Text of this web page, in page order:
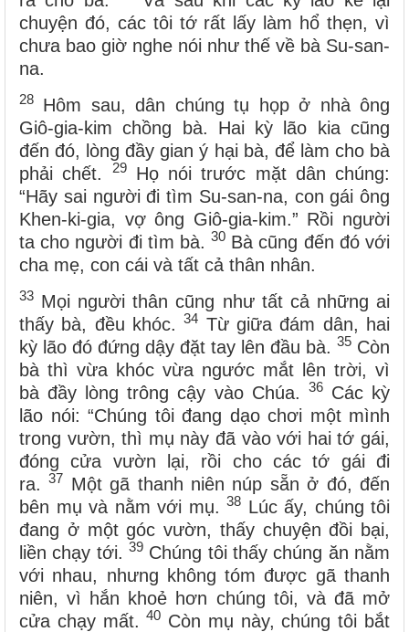
chuyện đó, các tôi tớ rất lấy làm hổ thẹn, vì
chưa bao giờ nghe nói như thế về bà Su-san-
na.
28
Hôm sau, dân chúng tụ họp ở nhà ông
Giô-gia-kim chồng bà. Hai kỳ lão kia cũng
đến đó, lòng đầy gian ý hại bà, để làm cho bà
phải chết.
29Họ nói trước mặt dân chúng:
“Hãy sai người đi tìm Su-san-na, con gái ông
Khen-ki-gia, vợ ông Giô-gia-kim.” Rồi người
ta cho người đi tìm bà.30 Bà cũng đến đó với
cha mẹ, con cái và tất cả thân nhân.
33 Mọi người thân cũng như tất cả những ai
thấy bà, đều khóc.34 Từ giữa đám dân, hai
kỳ lão đó đứng dậy đặt tay lên đầu bà. 35 Còn
bà thì vừa khóc vừa ngước mắt lên trời, vì
bà đầy lòng trông cậy vào Chúa.
36Các kỳ
lão nói: “Chúng tôi đang dạo chơi một mình
trong vườn, thì mụ này đã vào với hai tớ gái,
đóng cửa vườn lại, rồi cho các tớ gái đi
ra.37 Một gã thanh niên núp sẵn ở đó, đến
bên mụ và nằm với mụ. 38 Lúc ấy, chúng tôi
đang ở một góc vườn, thấy chuyện đồi bại,
liền chạy tới. 39 Chúng tôi thấy chúng ăn nằm
với nhau, nhưng không tóm được gã thanh
niên, vì hắn khoẻ hơn chúng tôi, và đã mở
cửa chạy mất.40 Còn mụ này, chúng tôi bắt